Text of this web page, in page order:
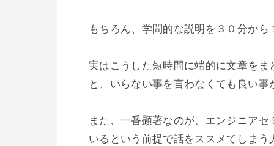
もちろん、学問的な説明を３０分か
実はこうした短時間に端的に文章を
と、いらない事を言わなくても良い事
また、一番顕著なのが、エンジニア
いるという前提で話をススメてしま